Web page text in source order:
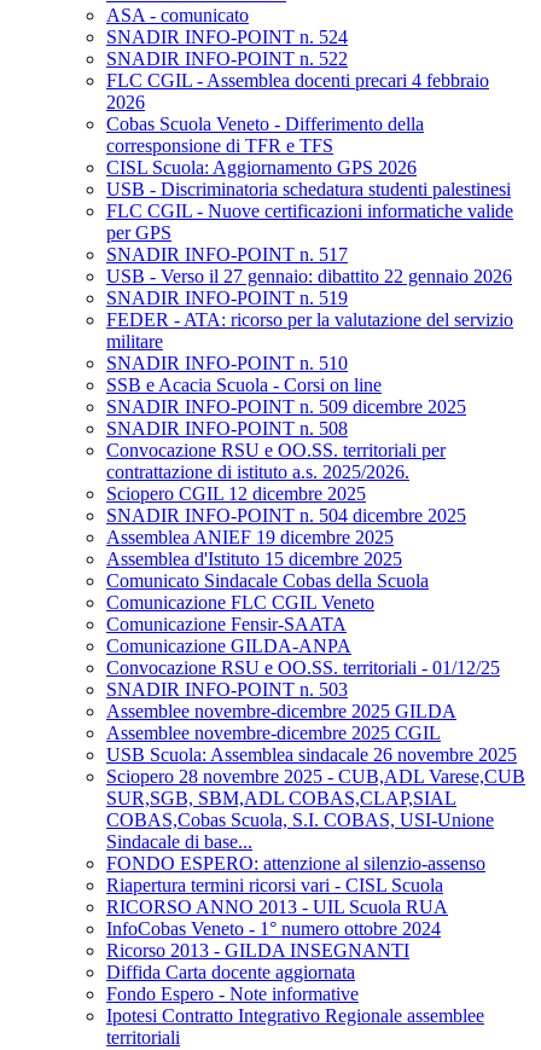
ASA - comunicato
SNADIR INFO-POINT n. 524
SNADIR INFO-POINT n. 522
FLC CGIL - Assemblea docenti precari 4 febbraio
2026
Cobas Scuola Veneto - Differimento della
corresponsione di TFR e TFS
CISL Scuola: Aggiornamento GPS 2026
USB - Discriminatoria schedatura studenti palestinesi
FLC CGIL - Nuove certificazioni informatiche valide
per GPS
SNADIR INFO-POINT n. 517
USB - Verso il 27 gennaio: dibattito 22 gennaio 2026
SNADIR INFO-POINT n. 519
FEDER - ATA: ricorso per la valutazione del servizio
militare
SNADIR INFO-POINT n. 510
SSB e Acacia Scuola - Corsi on line
SNADIR INFO-POINT n. 509 dicembre 2025
SNADIR INFO-POINT n. 508
Convocazione RSU e OO.SS. territoriali per
contrattazione di istituto a.s. 2025/2026.
Sciopero CGIL 12 dicembre 2025
SNADIR INFO-POINT n. 504 dicembre 2025
Assemblea ANIEF 19 dicembre 2025
Assemblea d'Istituto 15 dicembre 2025
Comunicato Sindacale Cobas della Scuola
Comunicazione FLC CGIL Veneto
Comunicazione Fensir-SAATA
Comunicazione GILDA-ANPA
Convocazione RSU e OO.SS. territoriali - 01/12/25
SNADIR INFO-POINT n. 503
Assemblee novembre-dicembre 2025 GILDA
Assemblee novembre-dicembre 2025 CGIL
USB Scuola: Assemblea sindacale 26 novembre 2025
Sciopero 28 novembre 2025 - CUB,ADL Varese,CUB
SUR,SGB, SBM,ADL COBAS,CLAP,SIAL
COBAS,Cobas Scuola, S.I. COBAS, USI-Unione
Sindacale di base...
FONDO ESPERO: attenzione al silenzio-assenso
Riapertura termini ricorsi vari - CISL Scuola
RICORSO ANNO 2013 - UIL Scuola RUA
InfoCobas Veneto - 1° numero ottobre 2024
Ricorso 2013 - GILDA INSEGNANTI
Diffida Carta docente aggiornata
Fondo Espero - Note informative
Ipotesi Contratto Integrativo Regionale assemblee
territoriali